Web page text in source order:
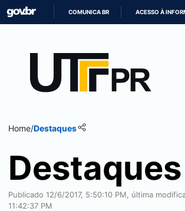
CONTEÚDO
COMUNICA BR ACESSO À
Home/Destaques
Destaques
Publicado 12/6/2017, 5:50:10 PM, última
11:42:37 PM